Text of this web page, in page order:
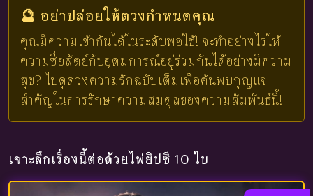
🔮 อย่าปล่อยให้ดวงกำหนดคุณ
คุณมีความเข้ากันได้ในระดับพอใช้! จะทำอย่างไรให้
ความซื่อสัตย์กับอุดมการณ์อยู่ร่วมกันได้อย่างมีความ
สุข? ไปดูดวงความรักฉบับเต็มเพื่อค้นพบกุญแจ
สำคัญในการรักษาความสมดุลของความสัมพันธ์นี้!
เจาะลึกเรื่องนี้ต่อด้วยไพ่ยิปซี 10 ใบ